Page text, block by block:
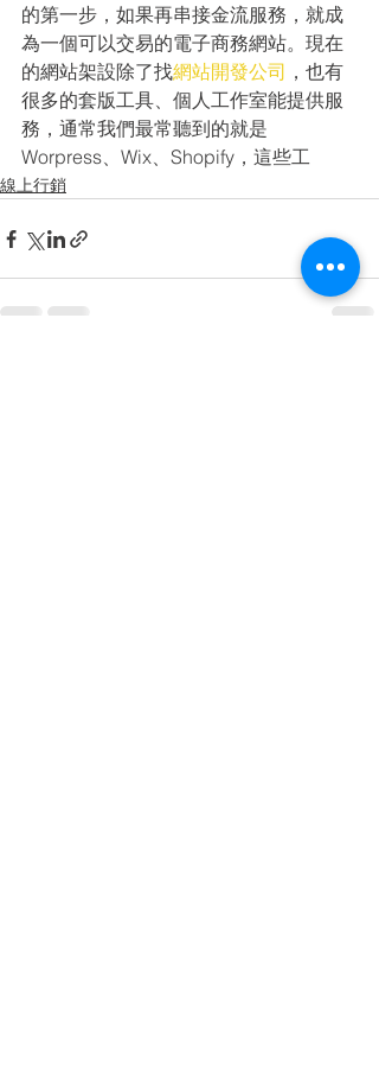
的第一步，如果再串接金流服務，就成
為一個可以交易的電子商務網站。現在
的網站架設除了找網站開發公司 ，也有
很多的套版工具、個人工作室能提供服
務，通常我們最常聽到的就是
Worpress、Wix、Shopify，這些工
線上行銷